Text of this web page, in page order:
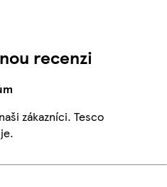
recenzi
zákazníci. Tesco